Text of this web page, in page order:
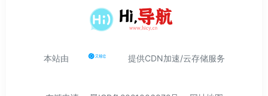
本站由 提供CDN加速/云存储服务